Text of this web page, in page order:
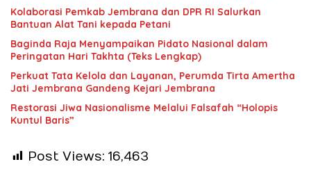
Kolaborasi Pemkab Jembrana dan DPR RI Salurkan
Bantuan Alat Tani kepada Petani
Baginda Raja Menyampaikan Pidato Nasional dalam
Peringatan Hari Takhta (Teks Lengkap)
Perkuat Tata Kelola dan Layanan, Perumda Tirta Amertha
Jati Jembrana Gandeng Kejari Jembrana
Restorasi Jiwa Nasionalisme Melalui Falsafah “Holopis
Kuntul Baris”
Post Views: 16,463